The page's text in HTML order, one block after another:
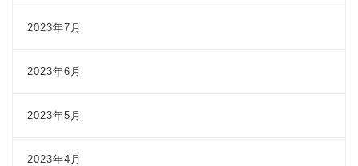
2023年7月
2023年6月
2023年5月
2023年4月